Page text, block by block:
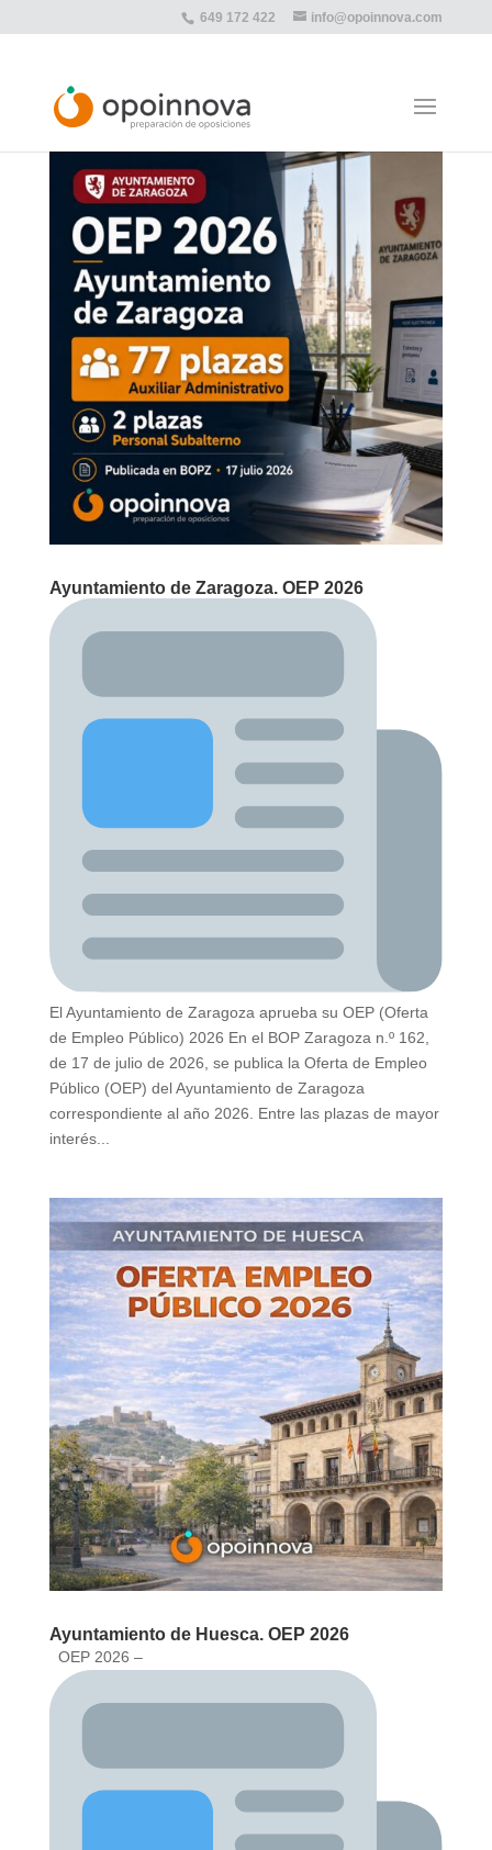
649 172 422 info@opoinnova.com
Ayuntamiento de Zaragoza. OEP 2026
El Ayuntamiento de Zaragoza aprueba su OEP (Oferta
de Empleo Público) 2026 En el BOP Zaragoza n.º 162,
de 17 de julio de 2026, se publica la Oferta de Empleo
Público (OEP) del Ayuntamiento de Zaragoza
correspondiente al año 2026. Entre las plazas de mayor
interés...
Ayuntamiento de Huesca. OEP 2026
OEP 2026 –